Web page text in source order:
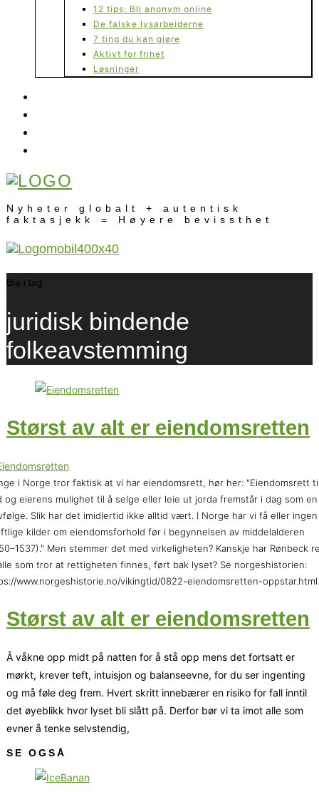
12 tips: Bli anonym online
De falske lysarbeiderne
7 ting du kan gjøre
Aktivt for frihet
Løsninger
Nyheter globalt + autentisk
faktasjekk = Høyere bevissthet
Bla i tag
juridisk bindende
folkeavstemming
Størst av alt er eiendomsretten
i Norge tror faktisk at vi har eiendomsrett, hør her: "Eiendomsrett
og eierens mulighet til å selge eller leie ut jorda fremstår i dag som en
Slik har det imidlertid ikke alltid vært. I Norge har vi få eller ingen
kilder om eiendomsforhold før i begynnelsen av middelalderen
Men stemmer det med virkeligheten? Kanskje har Rønbeck
som tror at rettigheten finnes, ført bak lyset? Se norgeshistorien:
www.norgeshistorie.no/vikingtid/0822-eiendomsretten-oppstar.html
Størst av alt er eiendomsretten
Å våkne opp midt på natten for å stå opp mens det fortsatt er
mørkt, krever teft, intuisjon og balanseevne, for du ser ingenting
og må føle deg frem. Hvert skritt innebærer en risiko for fall inntil
det øyeblikk hvor lyset bli slått på. Derfor bør vi ta imot alle som
evner å tenke selvstendig,
SE OGSÅ